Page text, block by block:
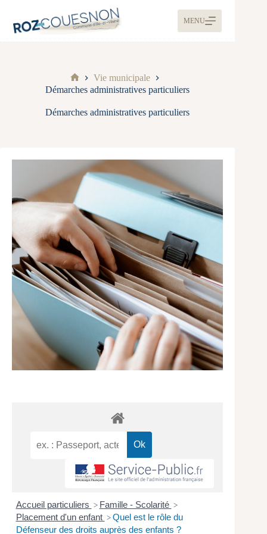
MENU
Vie municipale
Démarches administratives particuliers
Démarches administratives particuliers
Accueil particuliers > Famille - Scolarité >
Placement d'un enfant > Quel est le rôle du
Défenseur des droits auprès des enfants ?